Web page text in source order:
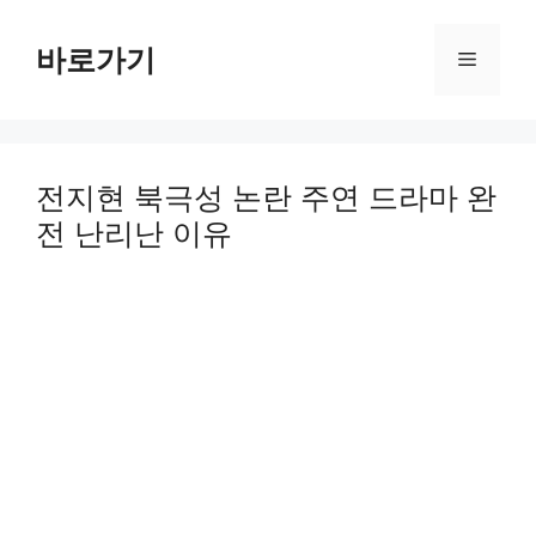
content바로가기 Menu
전지현 북극성 논란 주연 드라마 완
전 난리난 이유